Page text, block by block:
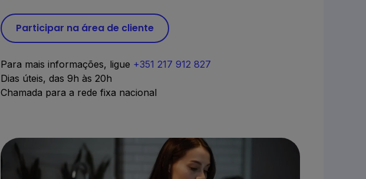
Participar na área de cliente
Para mais informações, ligue +351 217 912 827
Dias úteis, das 9h às 20h
Chamada para a rede fixa nacional